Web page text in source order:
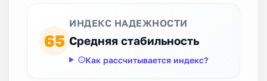
65
ИНДЕКС НАДЕЖНОСТИ
Средняя стабильность
Как рассчитывается индекс?